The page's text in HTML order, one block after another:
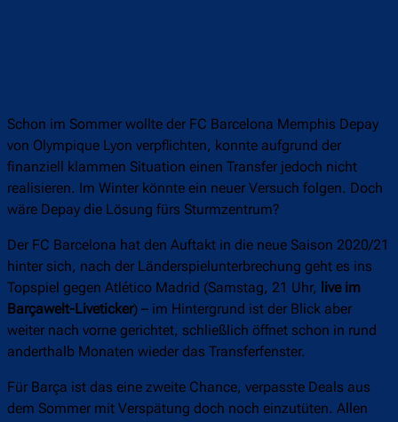
Schon im Sommer wollte der FC Barcelona Memphis Depay
von Olympique Lyon verpflichten, konnte aufgrund der
finanziell klammen Situation einen Transfer jedoch nicht
realisieren. Im Winter könnte ein neuer Versuch folgen. Doch
wäre Depay die Lösung fürs Sturmzentrum?
Der FC Barcelona hat den Auftakt in die neue Saison 2020/21
hinter sich, nach der Länderspielunterbrechung geht es ins
Topspiel gegen Atlético Madrid (Samstag, 21 Uhr, live im
Barçawelt-Liveticker) – im Hintergrund ist der Blick aber
weiter nach vorne gerichtet, schließlich öffnet schon in rund
anderthalb Monaten wieder das Transferfenster.
Für Barça ist das eine zweite Chance, verpasste Deals aus
dem Sommer mit Verspätung doch noch einzutüten. Allen